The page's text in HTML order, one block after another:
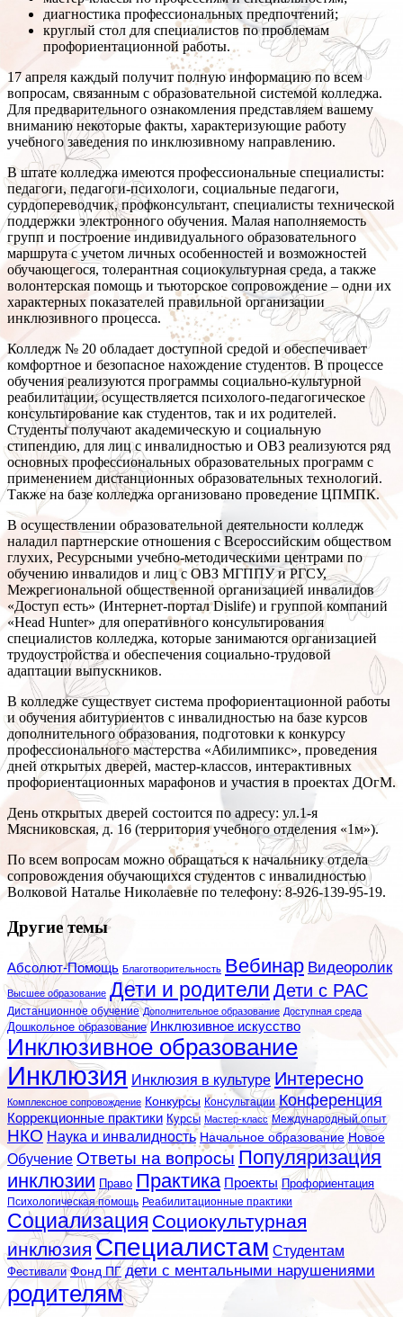
диагностика профессиональных предпочтений;
круглый стол для специалистов по проблемам
профориентационной работы.
17 апреля каждый получит полную информацию по всем
вопросам, связанным с образовательной системой колледжа.
Для предварительного ознакомления представляем вашему
вниманию некоторые факты, характеризующие работу
учебного заведения по инклюзивному направлению.
В штате колледжа имеются профессиональные специалисты:
педагоги, педагоги-психологи, социальные педагоги,
сурдопереводчик, профконсультант, специалисты технической
поддержки электронного обучения. Малая наполняемость
групп и построение индивидуального образовательного
маршрута с учетом личных особенностей и возможностей
обучающегося, толерантная социокультурная среда, а также
волонтерская помощь и тьюторское сопровождение – одни их
характерных показателей правильной организации
инклюзивного процесса.
Колледж № 20 обладает доступной средой и обеспечивает
комфортное и безопасное нахождение студентов. В процессе
обучения реализуются программы социально-культурной
реабилитации, осуществляется психолого-педагогическое
консультирование как студентов, так и их родителей.
Студенты получают академическую и социальную
стипендию, для лиц с инвалидностью и ОВЗ реализуются ряд
основных профессиональных образовательных программ с
применением дистанционных образовательных технологий.
Также на базе колледжа организовано проведение ЦПМПК.
В осуществлении образовательной деятельности колледж
наладил партнерские отношения с Всероссийским обществом
глухих, Ресурсными учебно-методическими центрами по
обучению инвалидов и лиц с ОВЗ МГППУ и РГСУ,
Межрегиональной общественной организацией инвалидов
«Доступ есть» (Интернет-портал Dislife) и группой компаний
«Head Hunter» для оперативного консультирования
специалистов колледжа, которые занимаются организацией
трудоустройства и обеспечения социально-трудовой
адаптации выпускников.
В колледже существует система профориентационной работы
и обучения абитуриентов с инвалидностью на базе курсов
дополнительного образования, подготовки к конкурсу
профессионального мастерства «Абилимпикс», проведения
дней открытых дверей, мастер-классов, интерактивных
профориентационных марафонов и участия в проектах ДОгМ.
День открытых дверей состоится по адресу: ул.1-я
Мясниковская, д. 16 (территория учебного отделения «1м»).
По всем вопросам можно обращаться к начальнику отдела
сопровождения обучающихся студентов с инвалидностью
Волковой Наталье Николаевне по телефону: 8-926-139-95-19.
Другие темы
Абсолют-Помощь Благотворительность Вебинар Видеоролик
Высшее образование Дети и родители Дети с РАС
Дистанционное обучение Дополнительное образование Доступная среда
Дошкольное образование Инклюзивное искусство
Инклюзивное образование
Инклюзия Инклюзия в культуре Интересно
Комплексное сопровождение Конкурсы Консультации Конференция
Коррекционные практики Курсы Мастер-класс Международный опыт
НКО Наука и инвалидность Начальное образование Новое
Обучение Ответы на вопросы Популяризация
инклюзии Право Практика Проекты Профориентация
Психологическая помощь Реабилитационные практики
Социализация Социокультурная
инклюзия Специалистам Студентам
Фестивали Фонд ПГ дети с ментальными нарушениями
родителям